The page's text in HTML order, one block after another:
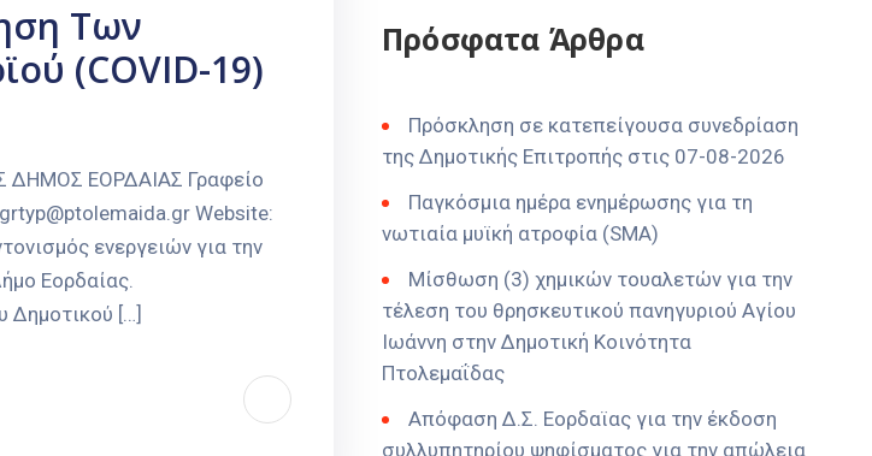
Των
(COVID-19)
ΔΗΜΟΣ ΕΟΡΔΑΙΑΣ Γραφείο
Website:
ενεργειών για την
Εορδαίας.
Δημοτικού […]
Πρόσφατα Άρθρα
Πρόσκληση σε κατεπείγουσα συνεδρίαση
της Δημοτικής Επιτροπής στις 07-08-2026
Παγκόσμια ημέρα ενημέρωσης για τη
νωτιαία μυϊκή ατροφία (SMA)
Μίσθωση (3) χημικών τουαλετών για την
τέλεση του θρησκευτικού πανηγυριού Αγίου
Ιωάννη στην Δημοτική Κοινότητα
Πτολεμαΐδας
Απόφαση Δ.Σ. Εορδαϊας για την έκδοση
συλλυπητηρίου ψηφίσματος για την απώλεια